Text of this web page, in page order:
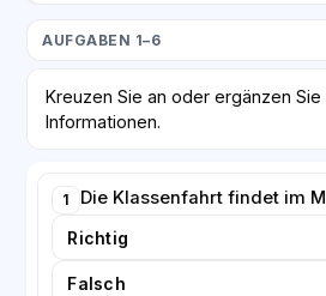
AUFGABEN 1–6
Kreuzen Sie an oder ergänzen
Informationen.
1 Die Klassenfahrt findet im
Richtig
Falsch